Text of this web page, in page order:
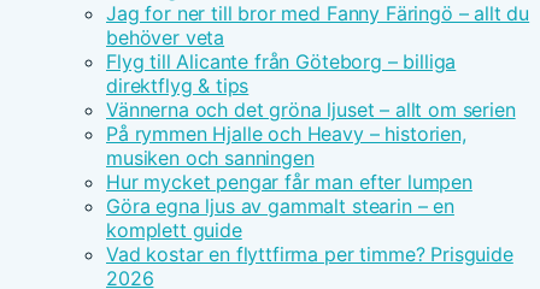
Jag for ner till bror med Fanny Färingö – allt du
behöver veta
Flyg till Alicante från Göteborg – billiga
direktflyg & tips
Vännerna och det gröna ljuset – allt om serien
På rymmen Hjalle och Heavy – historien,
musiken och sanningen
Hur mycket pengar får man efter lumpen
Göra egna ljus av gammalt stearin – en
komplett guide
Vad kostar en flyttfirma per timme? Prisguide
2026